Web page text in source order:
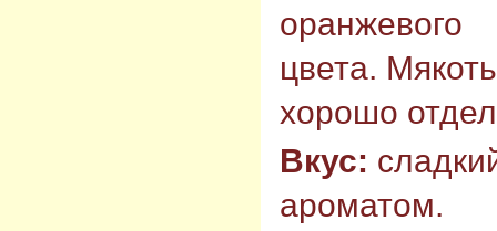
оранжевого
цвета.
хорошо
Вкус:
ароматом.